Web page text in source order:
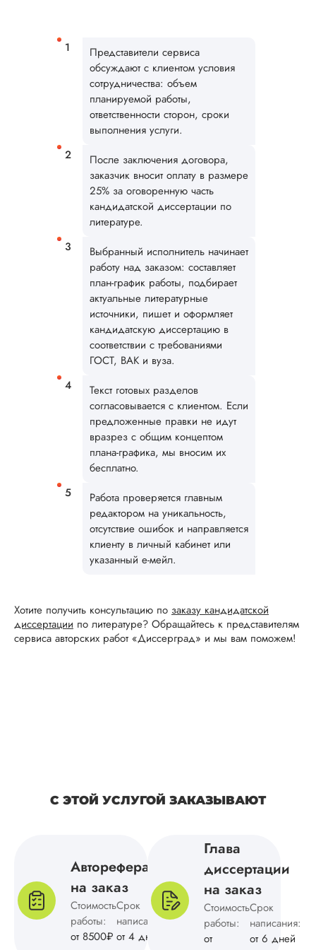
Представители сервиса
обсуждают с клиентом условия
сотрудничества: объем
планируемой работы,
ответственности сторон, сроки
выполнения услуги.
После заключения договора,
заказчик вносит оплату в размере
25% за оговоренную часть
кандидатской диссертации по
литературе.
Выбранный исполнитель начинает
работу над заказом: составляет
план-график работы, подбирает
актуальные литературные
источники, пишет и оформляет
кандидатскую диссертацию в
соответствии с требованиями
ГОСТ, ВАК и вуза.
Текст готовых разделов
согласовывается с клиентом. Если
предложенные правки не идут
вразрез с общим концептом
плана-графика, мы вносим их
бесплатно.
Работа проверяется главным
редактором на уникальность,
отсутствие ошибок и направляется
клиенту в личный кабинет или
указанный е-мейл.
Хотите получить консультацию по заказу кандидатской
диссертации по литературе? Обращайтесь к представителям
сервиса авторских работ «Диссерград» и мы вам поможем!
С ЭТОЙ УСЛУГОЙ ЗАКАЗЫВАЮТ
Автореферат
на заказ
Стоимость
работы:
от 8500₽
Срок
написания:
от 4 дней
Глава
диссертации
на заказ
Стоимость
работы:
от
Срок
написания:
от 6 дней
Дата:
работу, потому что
диссертация по
истории была
качественно. По
– все
последовательно,
Читать полный
Кандидатская
диссертация
антропологии
выполнили в
указанные в
но немного
оформлением...
Сергей
Вид работы:
Кандидатская